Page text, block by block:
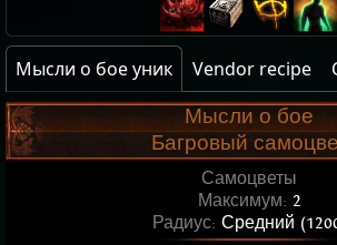
Мысли о бое уник Vendor recipe
Мысли о бое
Багровый
Самоцветы
Максимум: 2
Радиус: Средний